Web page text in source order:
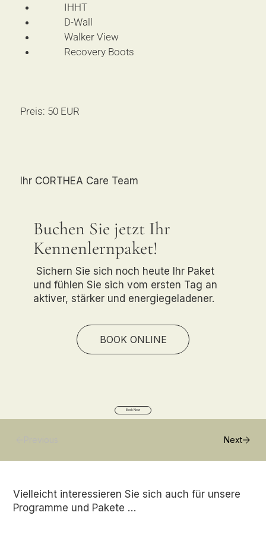
Book Now
BOOK ONLINE
Buchen Sie jetzt Ihr
Kennenlernpaket!
Sichern Sie sich noch heute Ihr Paket
und fühlen Sie sich vom ersten Tag an
aktiver, stärker und energiegeladener.
IHHT
D-Wall
Walker View
Recovery Boots
Preis: 50 EUR
Ihr CORTHEA Care Team
Next
Vielleicht interessieren Sie sich auch für unsere
Programme und Pakete …